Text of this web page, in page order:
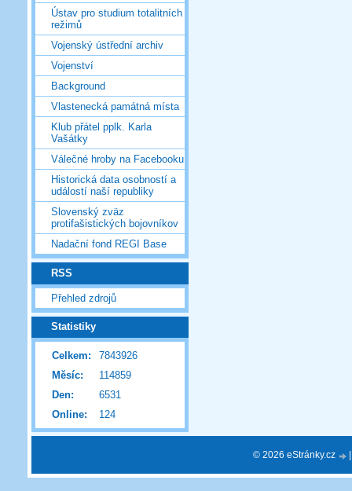
Ústav pro studium totalitních
režimů
Vojenský ústřední archiv
Vojenství
Background
Vlastenecká památná místa
Klub přátel pplk. Karla
Vašátky
Válečné hroby na Facebooku
Historická data osobností a
událostí naší republiky
Slovenský zväz
protifašistických bojovníkov
Nadační fond REGI Base
RSS
Přehled zdrojů
Statistiky
Online: 124
Celkem:
7843926
Měsíc:
114859
Den:
6531
© 2026 eStránky.cz